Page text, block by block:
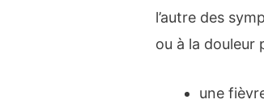
l’autre des
ou à la douleur
une